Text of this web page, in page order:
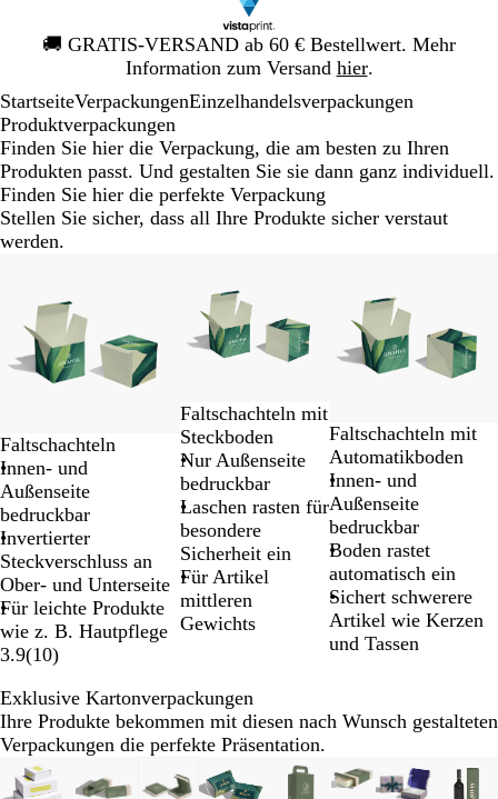
🚚 GRATIS-VERSAND ab 60 € Bestellwert. Mehr
Information zum Versand hier.
Galeriebild
1
StartseiteVerpackungenEinzelhandelsverpackungen
Produktverpackungen
Finden Sie hier die Verpackung, die am besten zu Ihren
Produkten passt. Und gestalten Sie sie dann ganz individuell.
Finden Sie hier die perfekte Verpackung
Stellen Sie sicher, dass all Ihre Produkte sicher verstaut
werden.
Faltschachteln
Innen- und
Außenseite
bedruckbar
Invertierter
Steckverschluss an
Ober- und Unterseite
Für leichte Produkte
wie z. B. Hautpflege
3.9(10)
Faltschachteln mit
Steckboden
Nur Außenseite
bedruckbar
Laschen rasten für
besondere
Sicherheit ein
Für Artikel
mittleren
Gewichts
Faltschachteln mit
Automatikboden
Innen- und
Außenseite
bedruckbar
Boden rastet
automatisch ein
Sichert schwerere
Artikel wie Kerzen
und Tassen
von
Exklusive Kartonverpackungen
Ihre Produkte bekommen mit diesen nach Wunsch gestalteten
Verpackungen die perfekte Präsentation.
Neu
Jetzt günstigerNeuer Tiefpreis
Galeriebilder